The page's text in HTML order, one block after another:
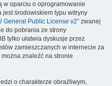
w oparciu o oprogramowanie
środowiskiem typu witryny
General Public License v2” zwanej
do pobrania ze strony
tylko ułatwia dyskusje przez
zamieszczanych w internecie za
znaleźć na stronie
o charakterze obraźliwym,